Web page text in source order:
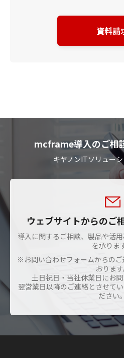
資料請
mcframe導入のご相
キヤノンITソリュー
ウェブサイトからのご
導入に関するご相談、製品や活
を承りま
※お問い合わせフォームからの
おります
土日祝日・当社休業日にお問
翌営業日以降のご連絡とさせて
ださい。